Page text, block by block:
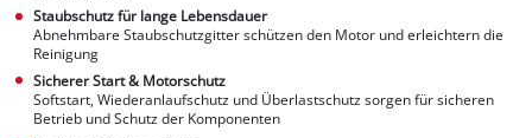
Staubschutz für lange Lebensdauer
Abnehmbare Staubschutzgitter schützen den Motor und erleichtern die
Reinigung
Sicherer Start & Motorschutz
Softstart, Wiederanlaufschutz und Überlastschutz sorgen für sicheren
Betrieb und Schutz der Komponenten